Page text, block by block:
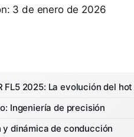
3 de enero de 2026
FL5 2025: La evolución del
Ingeniería de precisión
y dinámica de conducción